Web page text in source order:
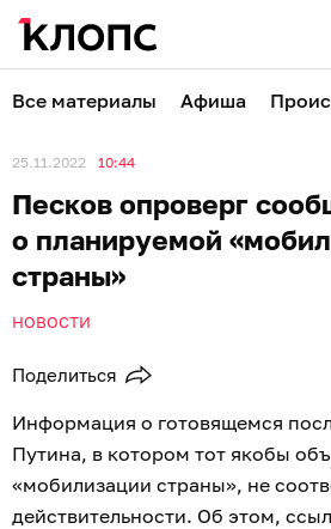
Все материалы Афиша
25.11.2022 10:44
Песков опроверг
о планируемой
страны»
НОВОСТИ
Поделиться
Информация о готовящемся
Путина, в котором тот якобы
«мобилизации страны», не
действительности. Об этом,